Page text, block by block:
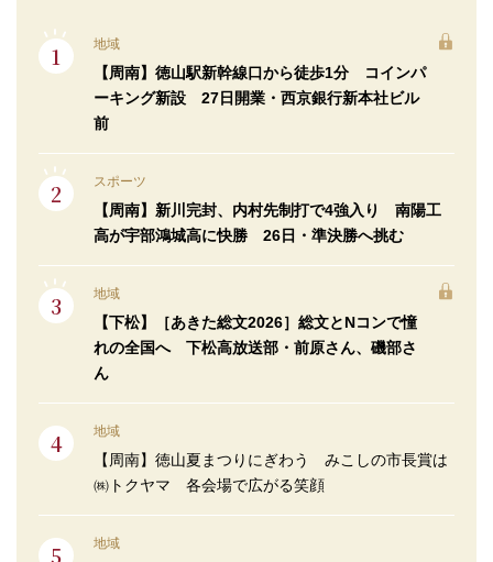
地域
【周南】徳山駅新幹線口から徒歩1分 コインパ
ーキング新設 27日開業・西京銀行新本社ビル
前
スポーツ
【周南】新川完封、内村先制打で4強入り 南陽工
高が宇部鴻城高に快勝 26日・準決勝へ挑む
地域
【下松】［あきた総文2026］総文とNコンで憧
れの全国へ 下松高放送部・前原さん、磯部さ
ん
地域
【周南】徳山夏まつりにぎわう みこしの市長賞は
㈱トクヤマ 各会場で広がる笑顔
地域